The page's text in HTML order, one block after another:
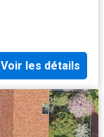
Voir les détails